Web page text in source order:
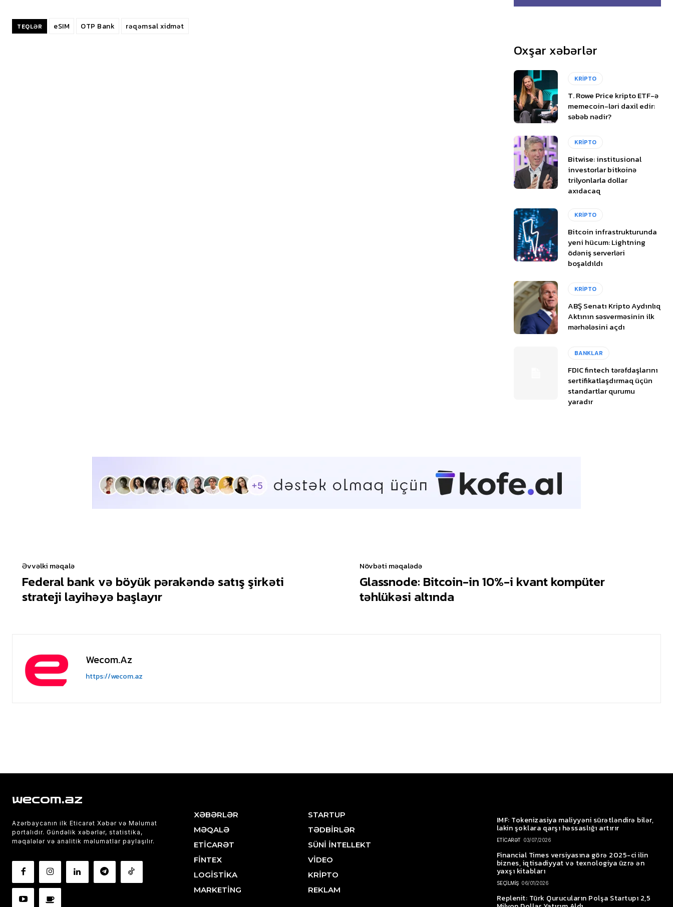
TEQLƏR eSIM OTP Bank rəqəmsal xidmət
Oxşar xəbərlər
KRİPTO
T. Rowe Price kripto ETF-ə
memecoin-ləri daxil edir:
səbəb nədir?
KRİPTO
Bitwise: institusional
investorlar bitkoinə
trilyonlarla dollar
axıdacaq
KRİPTO
Bitcoin infrastrukturunda
yeni hücum: Lightning
ödəniş serverləri
boşaldıldı
KRİPTO
ABŞ Senatı Kripto Aydınlıq
Aktının səsverməsinin ilk
mərhələsini açdı
BANKLAR
FDIC fintech tərəfdaşlarını
sertifikatlaşdırmaq üçün
standartlar qurumu
yaradır
Əvvəlki məqalə
Federal bank və böyük pərakəndə satış şirkəti
strateji layihəyə başlayır
Növbəti məqalədə
Glassnode: Bitcoin-in 10%-i kvant kompüter
təhlükəsi altında
Wecom.az
https://wecom.az
wecom.az
Azərbaycanın ilk Eticarət Xəbər və Məlumat
portalıdır. Gündəlik xəbərlər, statistika,
məqalələr və analitik məlumatlar paylaşılır.
XƏBƏRLƏR
MƏQALƏ
ETİCARƏT
FİNTEX
LOGİSTİKA
MARKETİNG
STARTUP
TƏDBİRLƏR
SÜNİ İNTELLEKT
VİDEO
KRİPTO
REKLAM
IMF: Tokenizasiya maliyyəni sürətləndirə bilər,
lakin şoklara qarşı həssaslığı artırır
ETİCARƏT 03/07/2026
Financial Times versiyasına görə 2025-ci ilin
biznes, iqtisadiyyat və texnologiya üzrə ən
yaxşı kitabları
SEÇİLMİŞ 06/01/2026
Replenit: Türk Qurucuların Polşa Startupı 2,5